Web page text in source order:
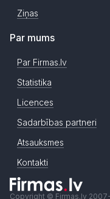
Ziņas
Par mums
Par Firmas.lv
Statistika
Licences
Sadarbības partneri
Atsauksmes
Kontakti
Copyright © Firmas.lv